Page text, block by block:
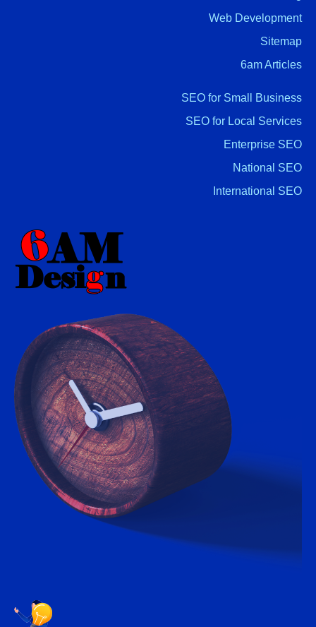
Web Development
Sitemap
6am Articles
SEO for Small Business
SEO for Local Services
Enterprise SEO
National SEO
International SEO